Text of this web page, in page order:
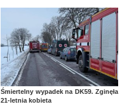
Śmiertelny wypadek na DK59. Zginęła
21-letnia kobieta